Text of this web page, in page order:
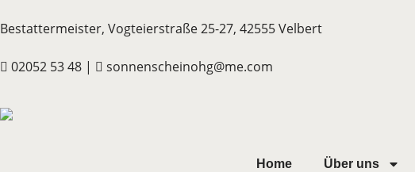
Bestattermeister, Vogteierstraße 25-27, 42555 Velbert
02052 53 48 | sonnenscheinohg@me.com
Home Über uns